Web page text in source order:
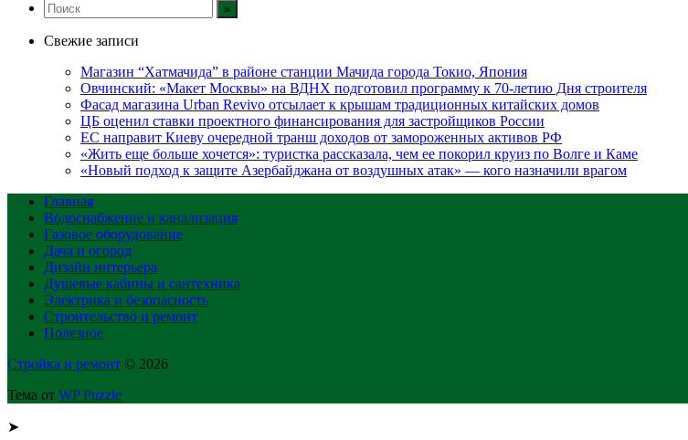
Свежие записи
Магазин “Хатмачида” в районе станции Мачида города Токио, Япония
Овчинский: «Макет Москвы» на ВДНХ подготовил программу к 70-летию Дня строителя
Фасад магазина Urban Revivo отсылает к крышам традиционных китайских домов
ЦБ оценил ставки проектного финансирования для застройщиков России
ЕС направит Киеву очередной транш доходов от замороженных активов РФ
«Жить еще больше хочется»: туристка рассказала, чем ее покорил круиз по Волге и Каме
«Новый подход к защите Азербайджана от воздушных атак» — кого назначили врагом
Главная
Водоснабжение и канализация
Газовое оборудование
Дача и огород
Дизайн интерьера
Душевые кабины и сантехника
Электрика и безопасность
Строительство и ремонт
Полезное
Стройка и ремонт © 2026
Тема от WP Puzzle
➤